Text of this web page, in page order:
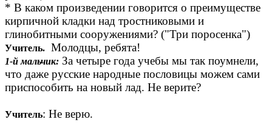
* В каком произведении говорится о преимуществе
кирпичной кладки над тростниковыми и
глинобитными сооружениями? ("Три поросенка")
Учитель. Молодцы, ребята!
1-й мальчик: За четыре года учебы мы так поумнели,
что даже русские народные пословицы можем сами
приспособить на новый лад. Не верите?
Учитель: Не верю.